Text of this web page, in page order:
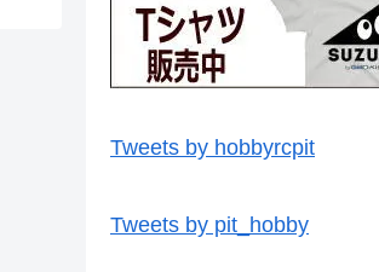
Tweets by hobbyrcpit
Tweets by pit_hobby